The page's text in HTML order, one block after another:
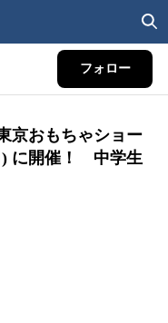
フォロー
京おもちゃショー
) に開催！ 中学生